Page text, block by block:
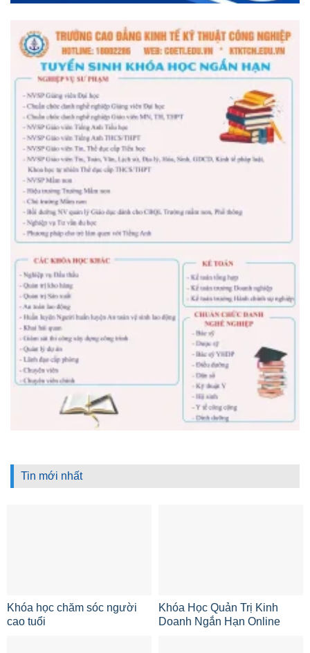
Tin mới nhất
Khóa học chăm sóc người
cao tuổi
Khóa Học Quản Trị Kinh
Doanh Ngắn Hạn Online